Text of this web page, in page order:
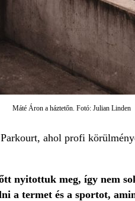
Máté Áron a háztetőn. Fotó: Julian Linden
ahol profi
nyitottuk meg, így nem
a termet és a sportot,